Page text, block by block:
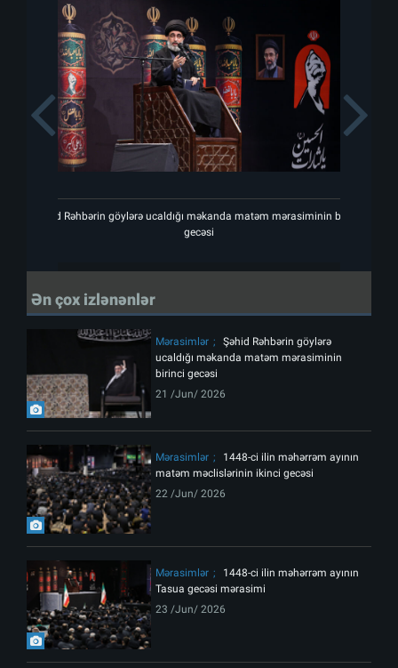
Şəhid Rəhbərin göylərə ucaldığı məkanda matəm mərasiminin birinci
gecəsi
Previous
Ən çox izlənənlər
Mərasimlər
Şəhid Rəhbərin göylərə
ucaldığı məkanda matəm mərasiminin
birinci gecəsi
21 /Jun/ 2026
Mərasimlər
1448-ci ilin məhərrəm ayının
matəm məclislərinin ikinci gecəsi
22 /Jun/ 2026
Mərasimlər
1448-ci ilin məhərrəm ayının
Tasua gecəsi mərasimi
23 /Jun/ 2026